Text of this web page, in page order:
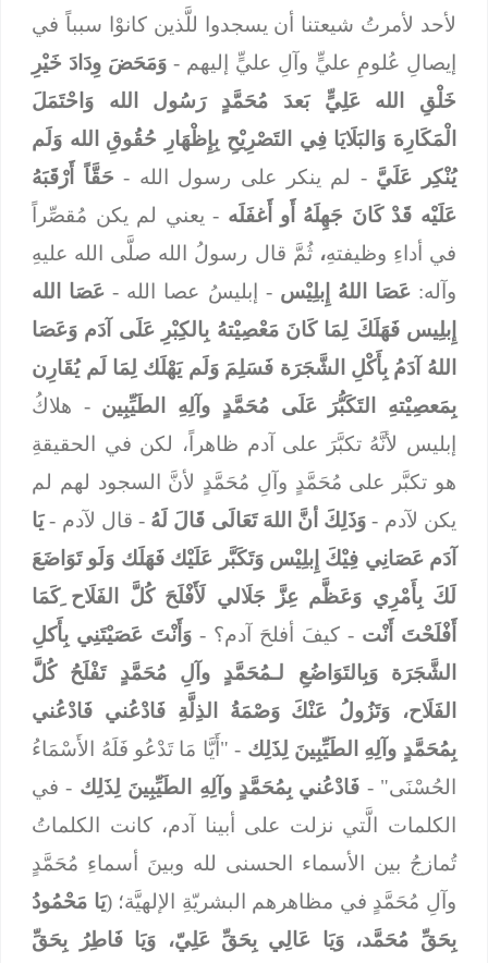
لأحد لأمرتُ شيعتنا أن يسجدوا للَّذين كانوْا سبباً في
إيصالِ عُلومِ عليٍّ وآلِ عليٍّ إليهم -وَمَحَضَ وِدَادَ خَيْرِ
خَلْقِ الله عَلِيٍّ بَعدَ مُحَمَّدٍ رَسُول الله وَاحْتَمَلَ
الْمَكَارِهَ وَالبَلَايَا فِي التَصْرِيْحِ بِإِظْهَارِ حُقُوقِ الله وَلَم
يُنْكِر عَلَيَّ - لم ينكر على رسول الله - حَقَّاً أَرْقَبَهُ
عَلَيْه قَدْ كَانَ جَهِلَهُ أَو أَغفَلَه- يعني لم يكن مُقصِّراً
في أداءِ وظيفتهِ،ثُمَّ قال رسولُ الله صلَّى الله عليهِ
وآله: عَصَا اللهُ إِبلِيْس- إبليسُ عصا الله -عَصَا الله
إِبلِيس فَهَلَكَ لِمَا كَانَ مَعْصِيْتهُ بِالكِبْرِ عَلَى آدَم وَعَصَا
اللهُ آدَمُ بِأَكْلِ الشَّجَرَة فَسَلِمَ وَلَم يَهْلَك لِمَا لَم يُقَارِن
بِمَعصِيْتهِ التَكَبُّرَ عَلَى مُحَمَّدٍ وآلِهِ الطَيِّبِين- هلاكُ
إبليس لأنَّهُ تكبَّرَ على آدم ظاهراً، لكن في الحقيقةِ
هو تكبَّر على مُحَمَّدٍ وآلِ مُحَمَّدٍ لأنَّ السجود لهم لم
يكن لآدم -وَذَلِكَ أنَّ اللهَ تَعَالَى قَالَ لَهُ- قال لآدم -يَا
آدَم عَصَانِي فِيْكَ إِبلِيْس وَتَكَبَّر عَلَيْك فَهَلَك وَلَو تَوَاضَعَ
لَكَ بِأَمْرِي وَعَظَّم عِزَّ جَلَالي لَأَفْلَحَ كُلَّ الفَلَاح ِكَمَا
أَفْلَحْتَ أَنْت- كيفَ أفلحَ آدم؟ -وَأَنْتَ عَصَيْتَنِي بِأَكلِ
الشَّجَرَة وَبِالتَوَاضُعِ لـمُحَمَّدٍ وآلِ مُحَمَّدٍ تَفْلَحُ كُلَّ
الفَلَاح، وَتَزُولُ عَنْكَ وَصْمَةُ الذِلَّةِ فَادْعُني فَادْعُني
بِمُحَمَّدٍ وآلِهِ الطَيِّبِينَ لِذَلِك- "أَيَّا مَا تَدْعُو فَلَهُ الأَسْمَاءُ
الحُسْنَى" -فَادْعُني بِمُحَمَّدٍ وآلِهِ الطَيِّبِينَ لِذَلِك- في
الكلمات الَّتي نزلت على أبينا آدم، كانت الكلماتُ
تُمازجُ بين الأسماء الحسنى لله وبينَ أسماءِ مُحَمَّدٍ
وآلِ مُحَمَّدٍ في مظاهرهم البشريّةِ الإلهيَّة؛ ( يَا مَحْمُودُ
بِحَقِّ مُحَمَّد، وَيَا عَالِي بِحَقِّ عَلِيّ، وَيَا فَاطِرُ بِحَقِّ